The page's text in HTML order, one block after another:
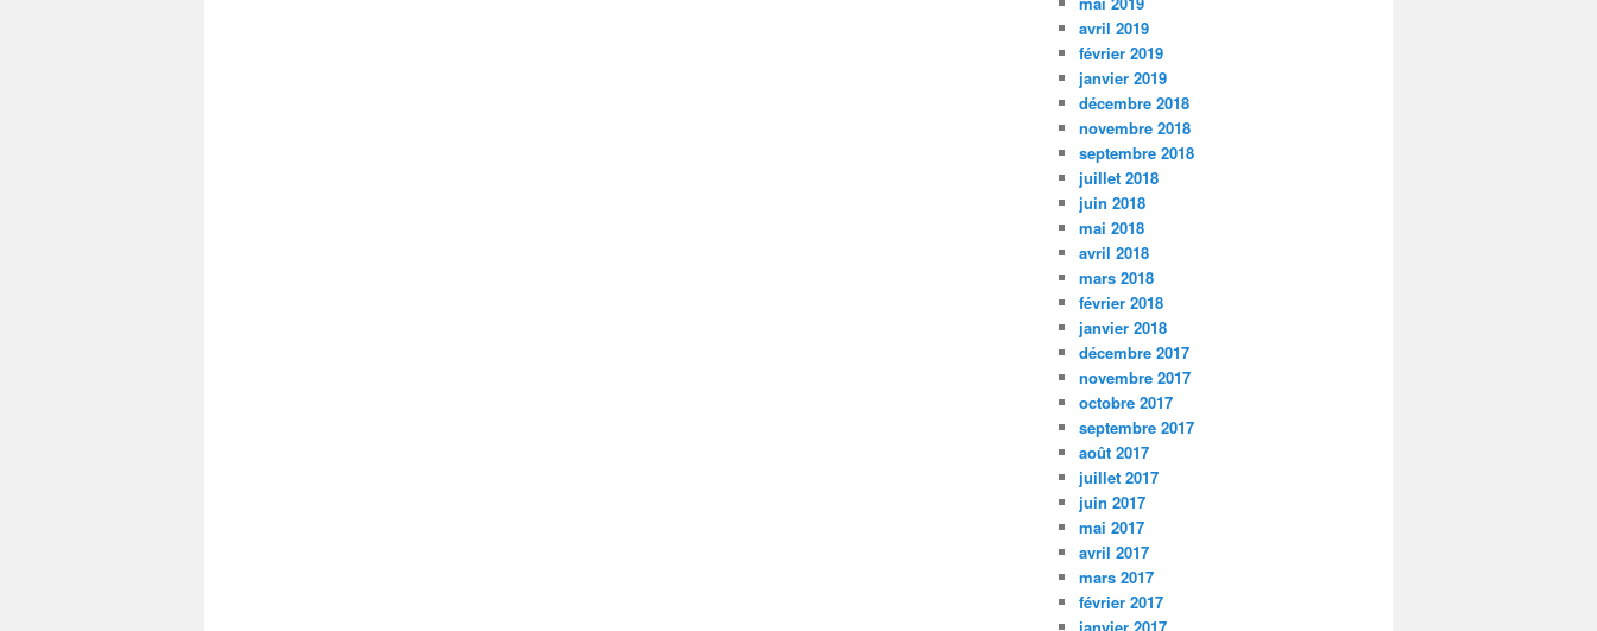
avril 2019
février 2019
janvier 2019
décembre 2018
novembre 2018
septembre 2018
juillet 2018
juin 2018
mai 2018
avril 2018
mars 2018
février 2018
janvier 2018
décembre 2017
novembre 2017
octobre 2017
septembre 2017
août 2017
juillet 2017
juin 2017
mai 2017
avril 2017
mars 2017
février 2017